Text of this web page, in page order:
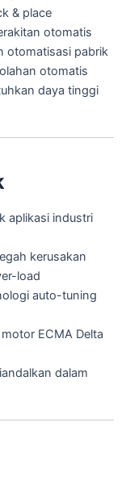
& place
otomatis
otomatisasi pabrik
otomatis
daya tinggi
aplikasi industri
kerusakan
load
auto-tuning
ECMA Delta
dalam